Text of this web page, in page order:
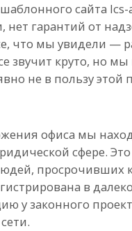
сайта
гарантий от
что мы увидели —
звучит круто, но
не в пользу
офиса мы
сфере.
просрочивших
в
у законного